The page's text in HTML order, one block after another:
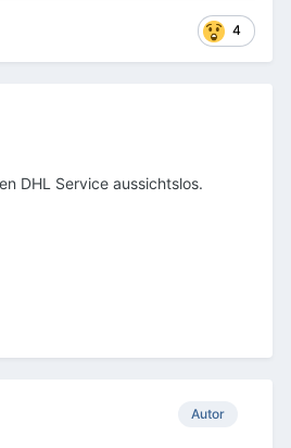
4
DHL Service aussichtslos.
Autor